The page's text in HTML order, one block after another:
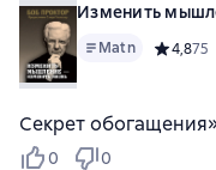
Изменить
Matn Средний
4,875
Секрет
0 0